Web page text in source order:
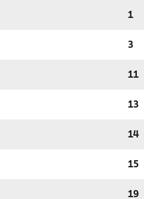
1
3
11
13
14
15
19